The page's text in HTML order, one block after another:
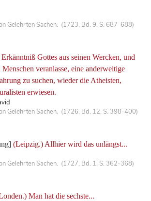
Gelehrten Sachen. (1723, Bd. 9, S. 687-688)
Gottes aus seinen Wercken, und
veranlasse, eine anderweitige
zu suchen, wieder die Atheisten,
erwiesen.
Gelehrten Sachen. (1726, Bd. 12, S. 398-400)
(Leipzig.) Allhier wird das unlängst...
Gelehrten Sachen. (1727, Bd. 1, S. 362-368)
Man hat die sechste...